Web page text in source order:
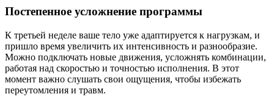
Постепенное усложнение программы
К третьей неделе ваше тело уже адаптируется к нагрузкам, и
пришло время увеличить их интенсивность и разнообразие.
Можно подключать новые движения, усложнять комбинации,
работая над скоростью и точностью исполнения. В этот
момент важно слушать свои ощущения, чтобы избежать
переутомления и травм.